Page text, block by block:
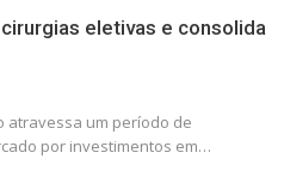
eletivas e consolida
atravessa um período de
por investimentos em…